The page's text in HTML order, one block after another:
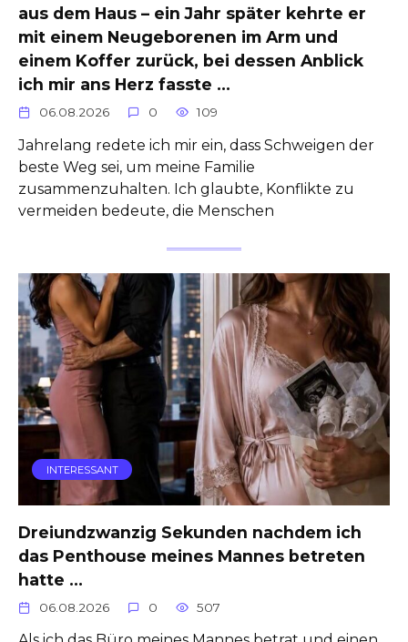
aus dem Haus – ein Jahr später kehrte er
mit einem Neugeborenen im Arm und
einem Koffer zurück, bei dessen Anblick
ich mir ans Herz fasste …
06.08.2026 0 109
Jahrelang redete ich mir ein, dass Schweigen der
beste Weg sei, um meine Familie
zusammenzuhalten. Ich glaubte, Konflikte zu
vermeiden bedeute, die Menschen
INTERESSANT
Dreiundzwanzig Sekunden nachdem ich
das Penthouse meines Mannes betreten
hatte …
06.08.2026 0 507